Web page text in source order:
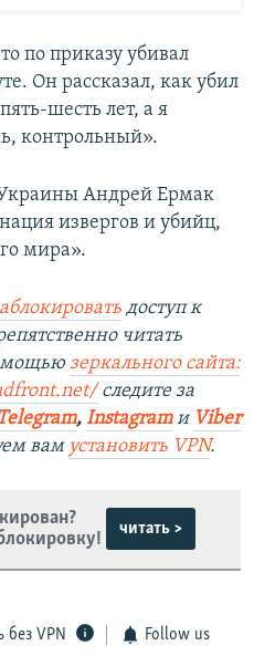
по приказу убивал
Он рассказал, как убил
шесть лет, а я
контрольный».
Андрей Ермак
извергов и убийц,
мира».
доступ к
читать
зеркального сайта:
следите за
, Instagramи Viber
вам установить VPN.
читать >
без VPN Follow us